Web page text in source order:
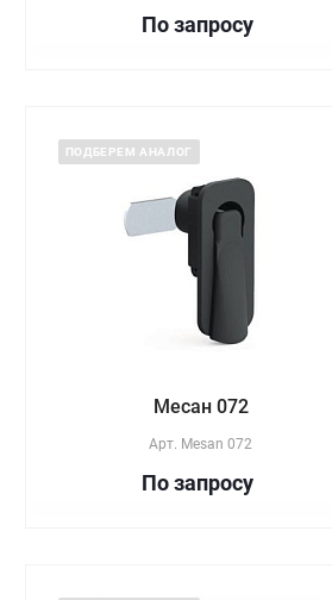
По запросу
ПОДБЕРЕМ АНАЛОГ
Месан 072
Арт. Mesan 072
По запросу